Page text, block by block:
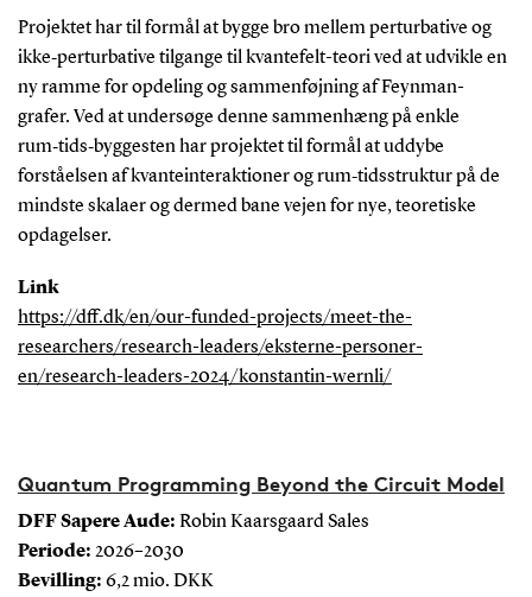
Projektet har til formål at bygge bro mellem perturbative og
ikke‑perturbative tilgange til kvantefelt-teori ved at udvikle en
ny ramme for opdeling og sammenføjning af Feynman-
grafer. Ved at undersøge denne sammenhæng på enkle
rum‑tids‑byggesten har projektet til formål at uddybe
forståelsen af kvanteinteraktioner og rum‑tidsstruktur på de
mindste skalaer og dermed bane vejen for nye, teoretiske
opdagelser.
Link
https://dff.dk/en/our-funded-projects/meet-the-
researchers/research-leaders/eksterne-personer-
en/research-leaders-2024/konstantin-wernli/
Quantum Programming Beyond the Circuit Model
DFF Sapere Aude: Robin Kaarsgaard Sales
Periode: 2026–2030
Bevilling: 6,2 mio. DKK